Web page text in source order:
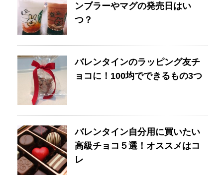
ンブラーやマグの発売日はい
つ？
バレンタインのラッピング友チ
ョコに！100均でできるもの3つ
バレンタイン自分用に買いたい
高級チョコ５選！オススメはコ
レ